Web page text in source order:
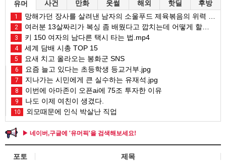
유머 사건 만화 웃썰 해외 핫딜 후방
1 망해가던 장사를 살려낸 남자의 소울푸드 제육볶음의 위력 ㅋㅋ
2 여러분 13살짜리가 복싱 좀 배웠다고 깝치는데 어떻게 할까요?
3 키 150 여자의 남다른 택시 타는 법.mp4
4 세계 담배 시총 TOP 15
5 요새 치고 올라오는 봉화군 SNS
6 요즘 늘고 있다는 초등학생 등교거부.jpg
7 지나가는 시민에게 큰 실수하는 유재석.jpg
8 이번에 아마존이 오픈ai에 75조 투자한 이유
9 나도 이제 여친이 생겼다.
10 외모때문에 인식 박살난 직업
▶ 네이버,구글에 '유머픽'을 검색해보세요!
포토 제목